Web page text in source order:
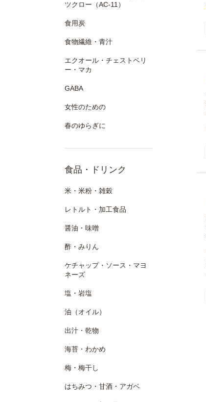
ツクロー（AC-11）
食用炭
食物繊維・青汁
エクオール・チェストベリ
ー・マカ
GABA
女性のための
春のゆらぎに
食品・ドリンク
米・米粉・雑穀
レトルト・加工食品
醤油・味噌
酢・みりん
ケチャップ・ソース・マヨ
ネーズ
塩・岩塩
油（オイル）
出汁・乾物
海苔・わかめ
梅・梅干し
はちみつ・甘酒・アガベ